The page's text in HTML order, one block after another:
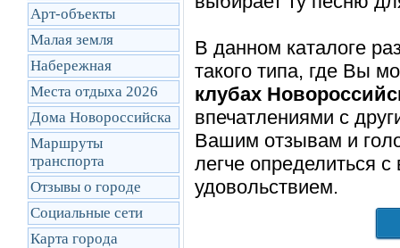
Арт-объекты
Малая земля
Набережная
Места отдыха 2026
Дома Новороссийска
Маршруты
транcпорта
Отзывы о городе
Социальные сети
Карта города
В данном каталоге
такого типа, где Вы
клубах
впечатлениями с
Вашим отзывам и
легче определиться
удовольствием.